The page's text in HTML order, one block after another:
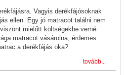
Vagyis derékfájósoknak
ellen. Egy jó matracot találni nem
mielőtt költségekbe verné
matracot vásárolna, érdemes
a derékfájás oka?
tovább...